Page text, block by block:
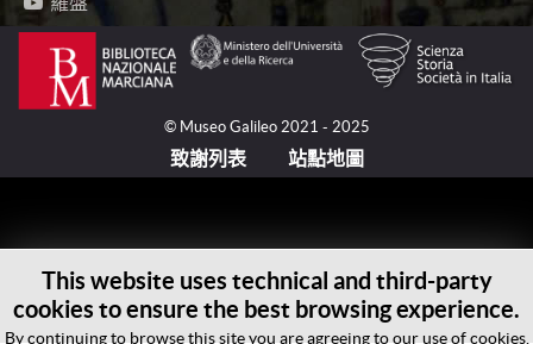
（等於它們各自的距離）可以畫出兩道圓周弧，並從它
們的交叉點獲得第三個點。這個點與日晷的底部連接在
一起，提供了北-南方向。在移除日晷以及將圓規指向
這條線與圓周的這些相交點之後，根據圓規的張度（等
於它們的相互距離），其他兩道圓弧得以畫出，而從它
們的交叉點可以得到東-西線（經過所獲得的點以及圓
比，看起來是顛倒的：南方高高在上，而來自那個方向
的風則被稱為奧斯特羅風（Ostro，或Austro）。底下
則是來自北方的塔蒙達納風（Tramontana）；在左邊
© Museo Galileo 2021 - 2025
致謝列表 站點地圖
This website uses technical and third-party
cookies to ensure the best browsing experience.
By continuing to browse this site you are agreeing to our use of cookies.